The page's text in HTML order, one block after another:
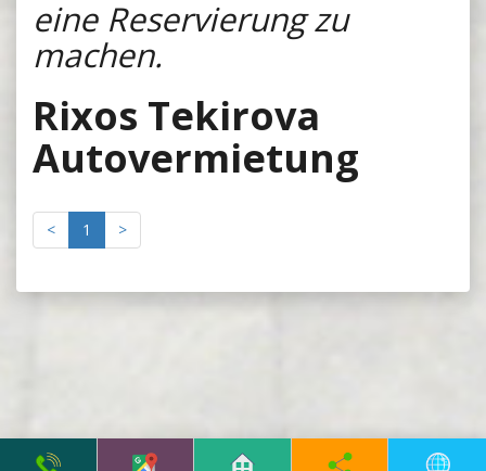
eine Reservierung zu
machen.
Rixos Tekirova
Autovermietung
< 1 >